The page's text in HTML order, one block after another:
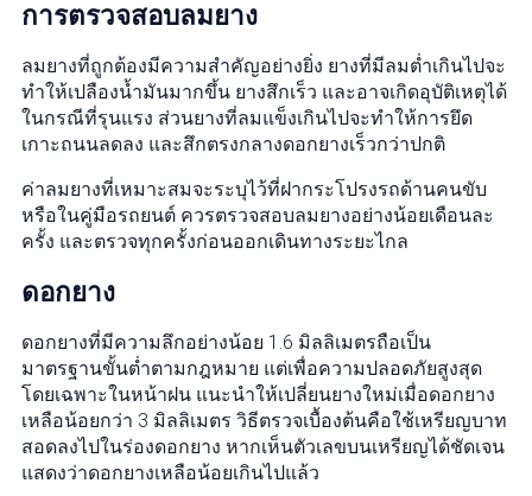
การตรวจสอบลมยาง
ลมยางที่ถูกต้องมีความสำคัญอย่างยิ่ง ยางที่มีลมต่ำเกินไปจะ
ทำให้เปลืองน้ำมันมากขึ้น ยางสึกเร็ว และอาจเกิดอุบัติเหตุได้
ในกรณีที่รุนแรง ส่วนยางที่ลมแข็งเกินไปจะทำให้การยึด
เกาะถนนลดลง และสึกตรงกลางดอกยางเร็วกว่าปกติ
ค่าลมยางที่เหมาะสมจะระบุไว้ที่ฝากระโปรงรถด้านคนขับ
หรือในคู่มือรถยนต์ ควรตรวจสอบลมยางอย่างน้อยเดือนละ
ครั้ง และตรวจทุกครั้งก่อนออกเดินทางระยะไกล
ดอกยาง
ดอกยางที่มีความลึกอย่างน้อย 1.6 มิลลิเมตรถือเป็น
มาตรฐานขั้นต่ำตามกฎหมาย แต่เพื่อความปลอดภัยสูงสุด
โดยเฉพาะในหน้าฝน แนะนำให้เปลี่ยนยางใหม่เมื่อดอกยาง
เหลือน้อยกว่า 3 มิลลิเมตร วิธีตรวจเบื้องต้นคือใช้เหรียญบาท
สอดลงไปในร่องดอกยาง หากเห็นตัวเลขบนเหรียญได้ชัดเจน
แสดงว่าดอกยางเหลือน้อยเกินไปแล้ว